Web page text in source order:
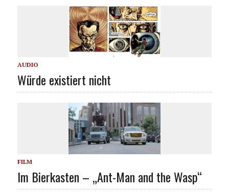
AUDIO
Würde existiert nicht
FILM
Im Bierkasten – „Ant-Man and the Wasp“